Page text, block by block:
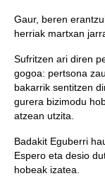
Gaur, beren
herriak martxan
Sufritzen ari diren
gogoa: pertsona
bakarrik sentitzen
gurera bizimodu
atzean utzita.
Badakit Eguberri
Espero eta desio
hobeak izatea.